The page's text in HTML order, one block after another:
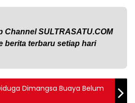
ChannelSULTRASATU.COM
berita terbaru setiap hari
Dimangsa Buaya Belum